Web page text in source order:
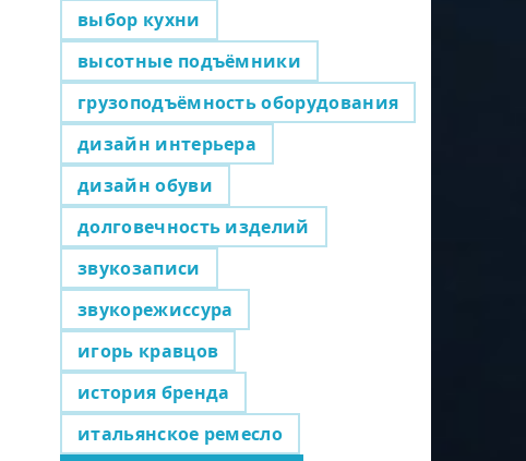
выбор кухни
высотные подъёмники
грузоподъёмность оборудования
дизайн интерьера
дизайн обуви
долговечность изделий
звукозаписи
звукорежиссура
игорь кравцов
история бренда
итальянское ремесло